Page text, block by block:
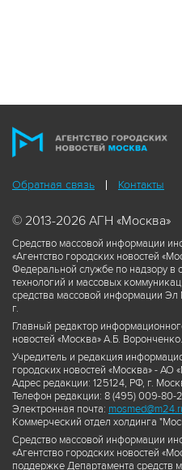
Обратная связь Контакты
© 2013-2026 АГН «Москва»
Средство массовой информации
«Агентство городских новостей
Федеральной службе по надзору в
технологий и массовых
средства массовой информации
г.
Главный редактор
новостей «Москва» А.Б. Воронченко.
Учредитель и редакция
городских новостей «Москва» - АО
Адрес редакции: 125124, РФ, г.
Телефон редакции: 8 (495) 009-80-
Электронная почта:
Коммерческий отдел холдинга
Средство массовой информации
«Агентство городских новостей
поддержке Департамента средств